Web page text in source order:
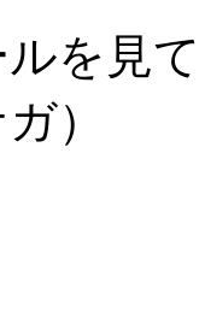
ルを見
）